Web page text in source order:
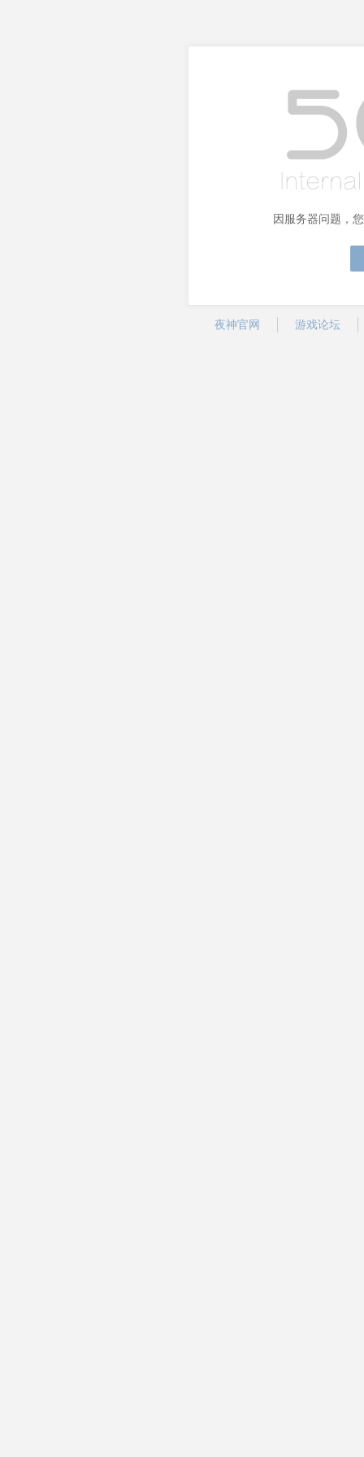
因服务器问题，
夜神官网 游戏论坛